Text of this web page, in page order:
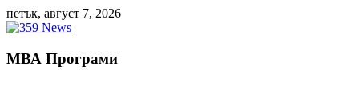
Skip
to
петък, август 7, 2026
МВА Програми